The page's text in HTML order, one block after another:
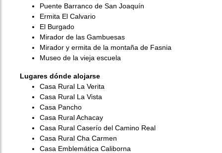
Puente Barranco de San Joaquín
Ermita El Calvario
El Burgado
Mirador de las Gambuesas
Mirador y ermita de la montaña de Fasnia
Museo de la vieja escuela
Lugares dónde alojarse
Casa Rural La Verita
Casa Rural La Vista
Casa Pancho
Casa Rural Achacay
Casa Rural Caserío del Camino Real
Casa Rural Cha Carmen
Casa Emblemática Caliborna